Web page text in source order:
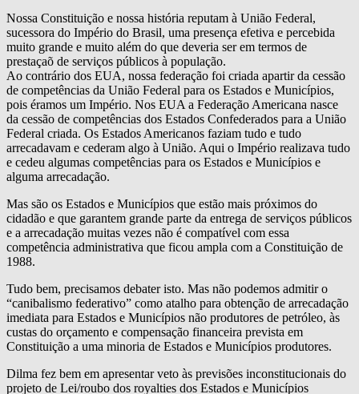
Nossa Constituição e nossa história reputam à União Federal,
sucessora do Império do Brasil, uma presença efetiva e percebida
muito grande e muito além do que deveria ser em termos de
prestaçaõ de serviços públicos à população.
Ao contrário dos EUA, nossa federação foi criada apartir da cessão
de competências da União Federal para os Estados e Municípios,
pois éramos um Império. Nos EUA a Federação Americana nasce
da cessão de competências dos Estados Confederados para a União
Federal criada. Os Estados Americanos faziam tudo e tudo
arrecadavam e cederam algo à União. Aqui o Império realizava tudo
e cedeu algumas competências para os Estados e Municípios e
alguma arrecadação.
Mas são os Estados e Municípios que estão mais próximos do
cidadão e que garantem grande parte da entrega de serviços públicos
e a arrecadação muitas vezes não é compatível com essa
competência administrativa que ficou ampla com a Constituição de
1988.
Tudo bem, precisamos debater isto. Mas não podemos admitir o
“canibalismo federativo” como atalho para obtenção de arrecadação
imediata para Estados e Municípios não produtores de petróleo, às
custas do orçamento e compensação financeira prevista em
Constituição a uma minoria de Estados e Municípios produtores.
Dilma fez bem em apresentar veto às previsões inconstitucionais do
projeto de Lei/roubo dos royalties dos Estados e Municípios